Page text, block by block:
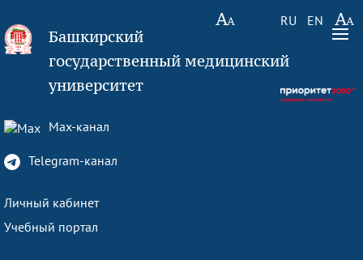
RU EN
Башкирский
государственный медицинский
университет
Max-канал
Telegram-канал
Личный кабинет
Учебный портал